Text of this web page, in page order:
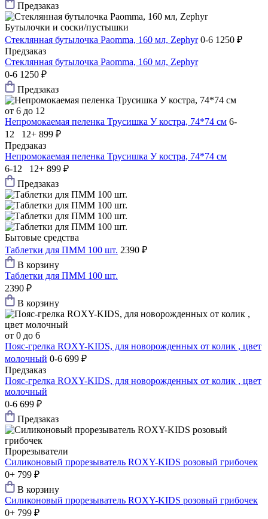
Предзаказ
Бутылочки и соски/пустышки
Стеклянная бутылочка Paomma, 160 мл, Zephyr 0-6 1250 ₽
Предзаказ
Стеклянная бутылочка Paomma, 160 мл, Zephyr
0-6 1250 ₽
Предзаказ
от 6 до 12
Непромокаемая пеленка Трусишка У костра, 74*74 см 6-
12 12+ 899 ₽
Предзаказ
Непромокаемая пеленка Трусишка У костра, 74*74 см
6-12 12+ 899 ₽
Предзаказ
Бытовые средства
Таблетки для ПММ 100 шт. 2390 ₽
В корзину
Таблетки для ПММ 100 шт.
2390 ₽
В корзину
от 0 до 6
Пояс-грелка ROXY-KIDS, для новорожденных от колик , цвет
молочный 0-6 699 ₽
Предзаказ
Пояс-грелка ROXY-KIDS, для новорожденных от колик , цвет
молочный
0-6 699 ₽
Предзаказ
Прорезыватели
Силиконовый прорезыватель ROXY-KIDS розовый грибочек
0+ 799 ₽
В корзину
Силиконовый прорезыватель ROXY-KIDS розовый грибочек
0+ 799 ₽